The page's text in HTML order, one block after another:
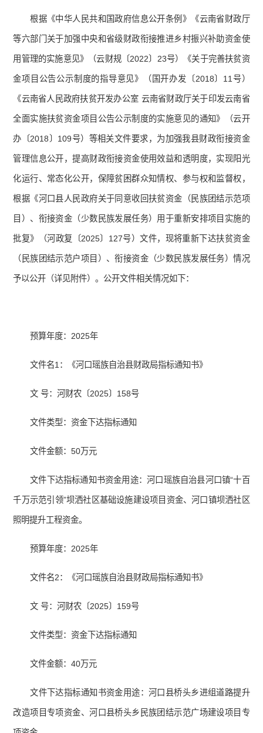
根据《中华人民共和国政府信息公开条例》《云南省财政厅
等六部门关于加强中央和省级财政衔接推进乡村振兴补助资金使
用管理的实施意见》（云财规〔2022〕23号）《关于完善扶贫资
金项目公告公示制度的指导意见》（国开办发〔2018〕11号）
《云南省人民政府扶贫开发办公室 云南省财政厅关于印发云南省
全面实施扶贫资金项目公告公示制度的实施意见的通知》（云开
办〔2018〕109号）等相关文件要求，为加强我县财政衔接资金
管理信息公开，提高财政衔接资金使用效益和透明度，实现阳光
化运行、常态化公开，保障贫困群众知情权、参与权和监督权，
根据《河口县人民政府关于同意收回扶贫资金（民族团结示范项
目）、衔接资金（少数民族发展任务）用于重新安排项目实施的
批复》（河政复〔2025〕127号）文件，现将重新下达扶贫资金
（民族团结示范户项目）、衔接资金（少数民族发展任务）情况
予以公开（详见附件）。公开文件相关情况如下：
预算年度：2025年
文件名1：《河口瑶族自治县财政局指标通知书》
文 号：河财农〔2025〕158号
文件类型：资金下达指标通知
文件金额：50万元
文件下达指标通知书资金用途：河口瑶族自治县河口镇“十百
千万示范引领”坝洒社区基础设施建设项目资金、河口镇坝洒社区
照明提升工程资金。
预算年度：2025年
文件名2：《河口瑶族自治县财政局指标通知书》
文 号：河财农〔2025〕159号
文件类型：资金下达指标通知
文件金额：40万元
文件下达指标通知书资金用途：河口县桥头乡进组道路提升
改造项目专项资金、河口县桥头乡民族团结示范广场建设项目专